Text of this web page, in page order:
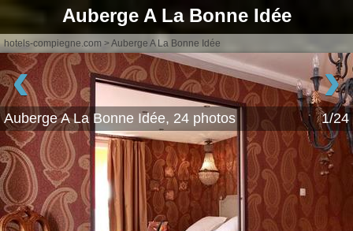
Auberge A La Bonne Idée
hotels-compiegne.com >Auberge A La Bonne Idée
‹ ›
Auberge A La Bonne Idée, 24 photos 1/24